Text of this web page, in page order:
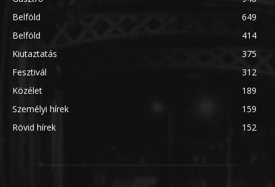
Belföld
649
Belföld
414
Kiutaztatás
375
Fesztivál
312
Közélet
189
Személyi hírek
159
Rövid hírek
152